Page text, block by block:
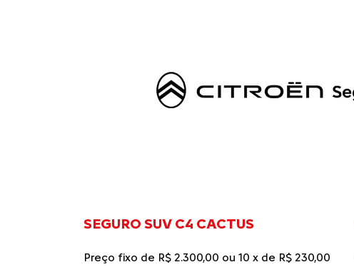
SEGURO SUV C4 CACTUS
Preço fixo de R$ 2.300,00 ou 10 x de R$ 230,00